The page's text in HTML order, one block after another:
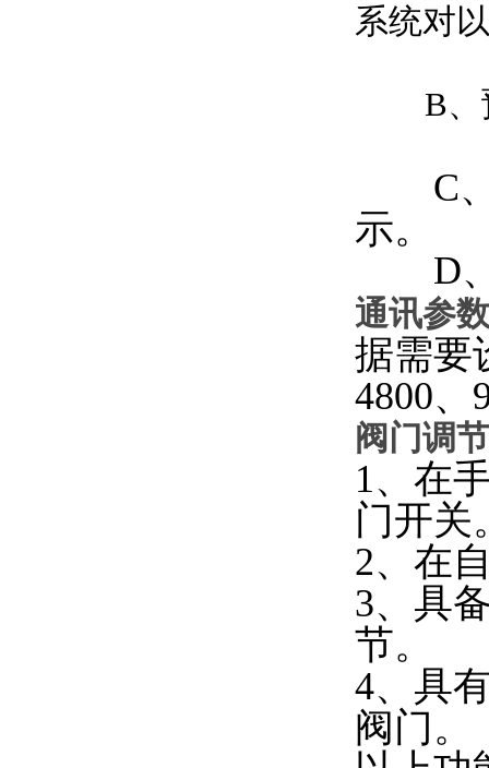
系统对
B、预
C、
示。
D、
通讯参
据需要
阀门调
1、在
门开关
2、在
3、具
节。
4、具
阀门。